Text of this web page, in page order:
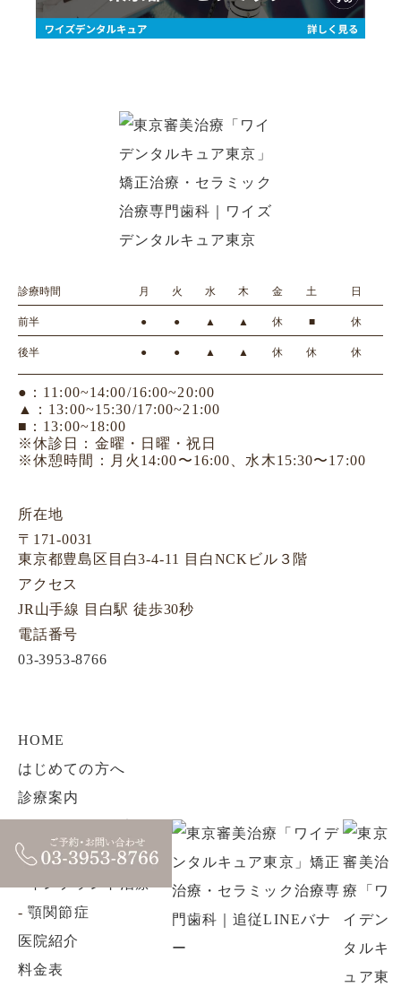
診療時間 月 火 水 木 金 土 日
前半 ● ● ▲ ▲ 休 ■ 休
後半 ● ● ▲ ▲ 休 休 休
●：11:00~14:00/16:00~20:00
▲：13:00~15:30/17:00~21:00
■：13:00~18:00
※休診日：金曜・日曜・祝日
※休憩時間：月火14:00〜16:00、水木15:30〜17:00
所在地
〒171-0031
東京都豊島区目白3-4-11 目白NCKビル３階
アクセス
JR山手線 目白駅 徒歩30秒
電話番号
03-3953-8766
HOME
はじめての方へ
診療案内
-矯正歯科治療
-インプラント治療
-顎関節症
医院紹介
料金表